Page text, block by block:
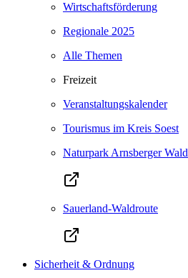
Wirtschaftsförderung
Regionale 2025
Alle Themen
Freizeit
Veranstaltungskalender
Tourismus im Kreis Soest
Naturpark Arnsberger Wald
Sauerland-Waldroute
Sicherheit & Ordnung